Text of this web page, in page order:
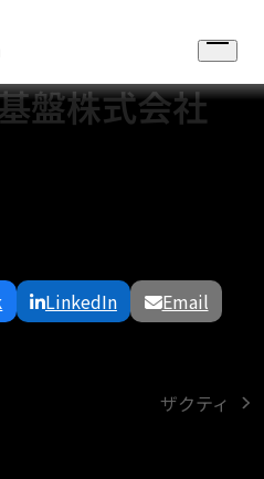
Open
menu
盤株式会社
LinkedIn Email
next
ザクティ